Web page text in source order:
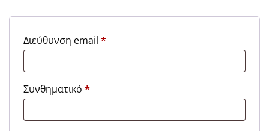
Διεύθυνση email *Απαιτείται
Συνθηματικό *Απαιτείται